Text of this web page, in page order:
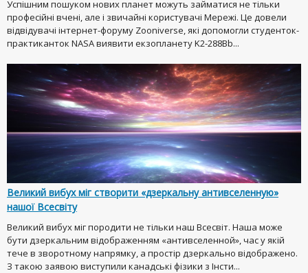
Успішним пошуком нових планет можуть займатися не тільки
професійні вчені, але і звичайні користувачі Мережі. Це довели
відвідувачі інтернет-форуму Zooniverse, які допомогли студенток-
практиканток NASA виявити екзопланету K2-288Bb...
Великий вибух міг створити «дзеркальну антивселенную»
нашої Всесвіту
Великий вибух міг породити не тільки наш Всесвіт. Наша може
бути дзеркальним відображенням «антивселенной», час у якій
тече в зворотному напрямку, а простір дзеркально відображено.
З такою заявою виступили канадські фізики з Інсти...